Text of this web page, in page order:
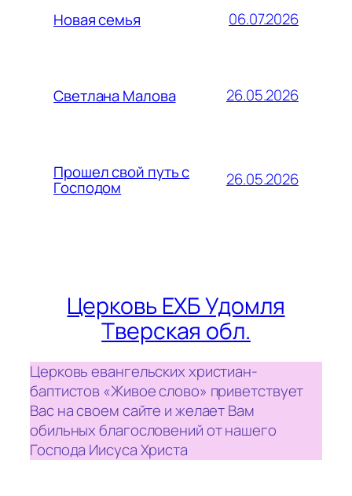
Новая семья 06.07.2026
Светлана Малова 26.05.2026
Прошел свой путь с
Господом 26.05.2026
Церковь ЕХБ Удомля
Тверская обл.
Церковь евангельских христиан-
баптистов «Живое слово» приветствует
Вас на своем сайте и желает Вам
обильных благословений от нашего
Господа Иисуса Христа